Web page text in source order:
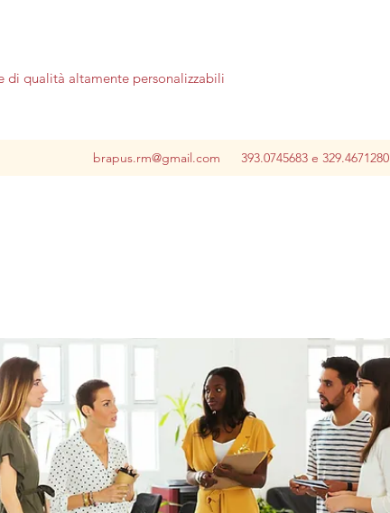
di qualità altamente personalizzabili
brapus.rm@gmail.com 393.0745683 e 329.4671280